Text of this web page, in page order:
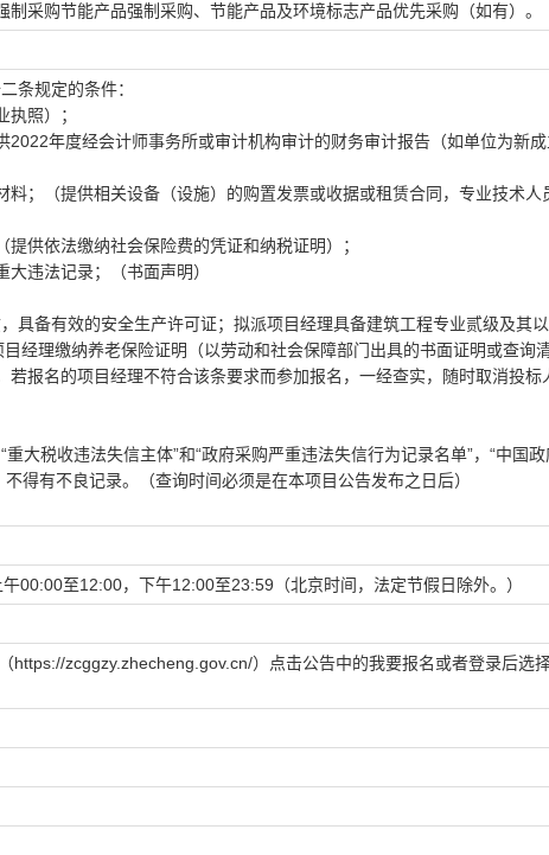
采购节能产品强制采购、节能产品及环境标志产品优先采购（如有）。
条规定的条件：
照）；
2022年度经会计师事务所或审计机构审计的财务审计报告（如单位为新
料；（提供相关设备（设施）的购置发票或收据或租赁合同，专业技术人
供依法缴纳社会保险费的凭证和纳税证明）；
违法记录；（书面声明）
具备有效的安全生产许可证；拟派项目经理具备建筑工程专业贰级及其
经理缴纳养老保险证明（以劳动和社会保障部门出具的书面证明或查询
报名的项目经理不符合该条要求而参加报名，一经查实，随时取消投标
重大税收违法失信主体”和“政府采购严重违法失信行为记录名单”，“中国政
得有不良记录。（查询时间必须是在本项目公告发布之日后）
00:00至12:00，下午12:00至23:59（北京时间，法定节假日除外。）
https://zcggzy.zhecheng.gov.cn/）点击公告中的我要报名或者登录后选